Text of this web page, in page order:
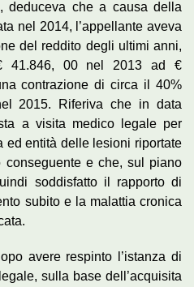
deduceva che a causa della
nel 2014, l’appellante aveva
del reddito degli ultimi anni,
41.846, 00 nel 2013 ad €
contrazione di circa il 40%
2015. Riferiva che in data
a visita medico legale per
ed entità delle lesioni riportate
e che, sul piano
soddisfatto il rapporto di
subito e la malattia cronica
avere respinto l’istanza di
sulla base dell’acquisita